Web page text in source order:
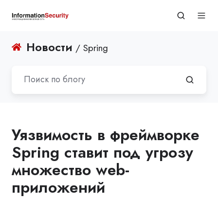
Новости / Spring
Уязвимость в фреймворке
Spring ставит под угрозу
множество web-
приложений